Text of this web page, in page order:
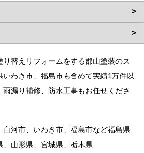
り替えリフォームをする郡山塗装のス
いわき市、福島市も含めて実績1万件以
雨漏り補修、防水工事もお任せくださ
白河市、いわき市、福島市など福島県
、山形県、宮城県、栃木県